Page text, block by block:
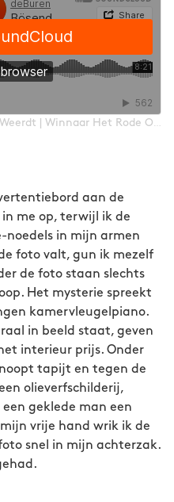
| Winnaar Het Rode Oor 2023
aan de
me op, terwijl ik de
noedels in mijn armen
foto valt, gun ik mezelf
de foto staan slechts
Het mysterie spreekt
kamervleugelpiano.
in beeld staat, geven
interieur prijs. Onder
tapijt en tegen de
olieverfschilderij,
geklede man een
vrije hand wrik ik de
snel in mijn achterzak.